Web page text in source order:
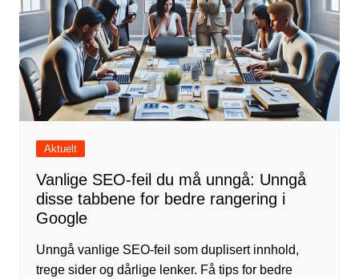
Aktuelt
Vanlige SEO-feil du må unngå: Unngå
disse tabbene for bedre rangering i
Google
Unngå vanlige SEO-feil som duplisert innhold,
trege sider og dårlige lenker. Få tips for bedre